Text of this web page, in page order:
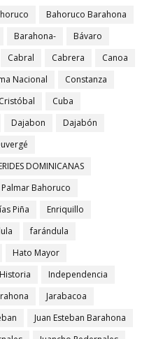
Bahoruco Barahona
Barahona-
Bávaro
Cabral Cabrera
Canoa
Nacional
Constanza
Cristóbal
Cuba
Dajabon
Dajabón
DOMINICANAS
Palmar Bahoruco
Piña
Enriquillo
farándula
Hato Mayor
Historia
Independencia
Jarabacoa
Juan Esteban Barahona